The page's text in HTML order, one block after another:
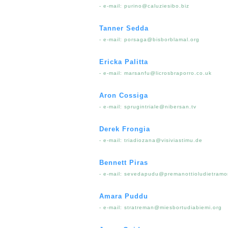
- e-mail: purino@caluziesibo.biz
Tanner Sedda
- e-mail: porsaga@bisborblamal.org
Ericka Palitta
- e-mail: marsanfu@licrosbraporro.co.uk
Aron Cossiga
- e-mail: sprugintriale@nibersan.tv
Derek Frongia
- e-mail: triadiozana@visiviastimu.de
Bennett Piras
- e-mail:
Amara Puddu
- e-mail: stratreman@miesbortudiabiemi.org